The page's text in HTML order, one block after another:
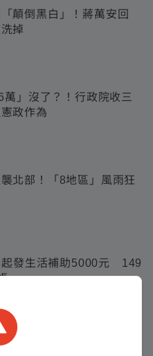
顛倒黑白」！蔣萬安回
掉
萬」沒了？！行政院收三
政作為
北部！「8地區」風雨狂
起發生活補助5000元 149
刀砍下來！政院急喊：赴